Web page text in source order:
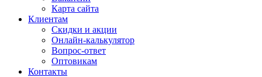
Карта сайта
Клиентам
Скидки и акции
Онлайн-калькулятор
Вопрос-ответ
Оптовикам
Контакты